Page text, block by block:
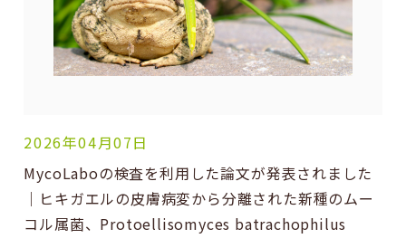
2026年04月07日
MycoLaboの検査を利用した論文が発表されました
｜ヒキガエルの皮膚病変から分離された新種のムー
コル属菌、Protoellisomyces batrachophilus